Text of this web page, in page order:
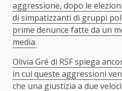
aggressione, dopo le
di simpatizzanti di gruppi
prime denunce fatte da un
media.
Olivia Gré di RSF spiega
in cui queste aggressioni
che una giustizia a due